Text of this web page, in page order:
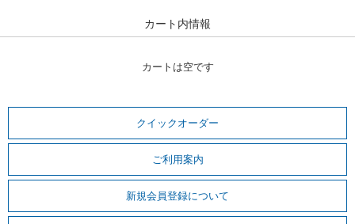
カート内情報
カートは空です
クイックオーダー
ご利用案内
新規会員登録について